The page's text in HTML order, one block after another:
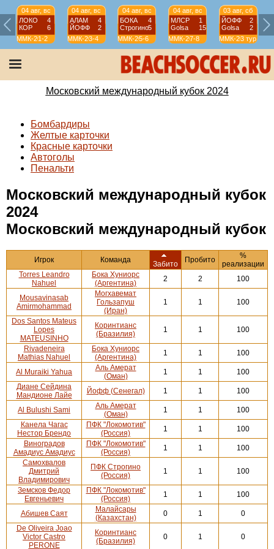
04 авг, вс
ЛОКО
4
КОР
6
ММК-2024
1-2
04 авг, вс
АЛАМ
4
ЙОФФ
2
ММК-2024
3-4
04 авг, вс
БОКА
4
Строгино5
ММК-2024
5-6
04 авг, вс
МЛСР
1
Golsa
15
ММК-2024
7-8
03 авг, сб
ЙОФФ
2
Golsa
2
ММК-2024
3 тур
Московский международный кубок 2024
Бомбардиры
Желтые карточки
Красные карточки
Автоголы
Пенальти
Московский международный кубок
2024
Московский международный кубок
Игрок Команда Забито Пробито
%
реализации
Torres Leandro
Nahuel
Бока Хуниорс
(Аргентина)
2 2 100
Mousavinasab
Amirmohammad
Могхавемат
Гользапуш
(Иран)
1 1 100
Dos Santos Mateus
Lopes
MATEUSINHO
Коринтианс
(Бразилия)
1 1 100
Rivadeneira
Mathias Nahuel
Бока Хуниорс
(Аргентина)
1 1 100
Al Muraiki Yahua
Аль Амерат
(Оман)
1 1
100
Диане Сейдина
Мандионе Лайе
Йофф (Сенегал) 1 1 100
Al Bulushi Sami
Аль Амерат
(Оман)
1 1
100
Канела Чагас
Нестор Брендо
ПФК "Локомотив"
(Россия)
1 1
100
Виноградов
Амадиус Амадиус
ПФК "Локомотив"
(Россия)
1 1
100
Самохвалов
Дмитрий
Владимирович
ПФК Строгино
(Россия)
1 1 100
Земсков Федор
Евгеньевич
ПФК "Локомотив"
(Россия)
1 1 100
Абишев Саят
Малайсары
(Казахстан)
0 1
0
De Oliveira Joao
Victor Castro
PERONE
Коринтианс
(Бразилия)
0 1 0